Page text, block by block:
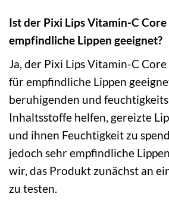
Ist der Pixi Lips Vitamin-C
empfindliche Lippen geeignet?
Ja, der Pixi Lips Vitamin-C
für empfindliche Lippen
beruhigenden und
Inhaltsstoffe helfen, gereizte
und ihnen Feuchtigkeit zu
jedoch sehr empfindliche
wir, das Produkt zunächst an
zu testen.